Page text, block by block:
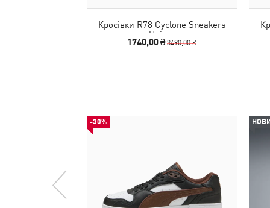
Кросівки R78 Cyclone Sneakers
Unisex
1740,00 ₴3490,00 ₴
-30%